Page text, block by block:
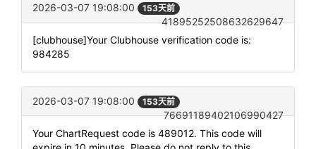
2026-03-07 19:08:00 153天前
41895252508632629647
[clubhouse]Your Clubhouse verification code is:
984285
2026-03-07 19:08:00 153天前
76691189402106990427
Your ChartRequest code is 489012. This code will